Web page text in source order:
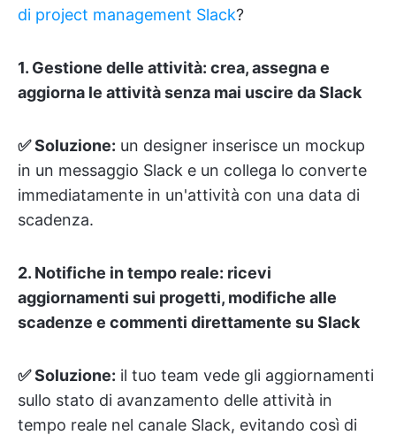
di project management Slack?
1. Gestione delle attività: crea, assegna e
aggiorna le attività senza mai uscire da Slack
✅ Soluzione: un designer inserisce un mockup
in un messaggio Slack e un collega lo converte
immediatamente in un'attività con una data di
scadenza.
2. Notifiche in tempo reale: ricevi
aggiornamenti sui progetti, modifiche alle
scadenze e commenti direttamente su Slack
✅ Soluzione: il tuo team vede gli aggiornamenti
sullo stato di avanzamento delle attività in
tempo reale nel canale Slack, evitando così di